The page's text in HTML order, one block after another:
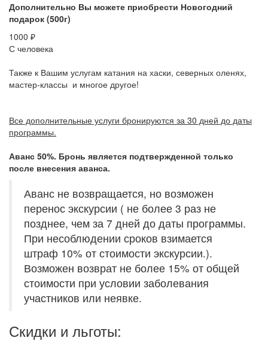
Дополнительно Вы можете приобрести Новогодний
подарок (500г)
1000 ₽
С человека
Также к Вашим услугам катания на хаски, северных оленях,
мастер-классы и многое другое!
Все дополнительные услуги бронируются за 30 дней до даты
программы.
Аванс 50%. Бронь является подтвержденной только
после внесения аванса.
Аванс не возвращается, но возможен
перенос экскурсии ( не более 3 раз не
позднее, чем за 7 дней до даты программы.
При несоблюдении сроков взимается
штраф 10% от стоимости экскурсии.).
Возможен возврат не более 15% от общей
стоимости при условии заболевания
участников или неявке.
Скидки и льготы: